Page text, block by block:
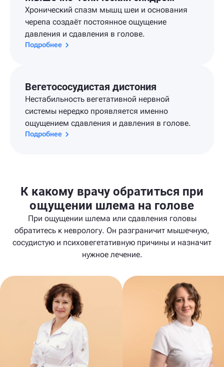
Хронический спазм мышц шеи и основания
черепа создаёт постоянное ощущение
давления и сдавления в голове.
Подробнее
Вегетососудистая дистония
Нестабильность вегетативной нервной
системы нередко проявляется именно
ощущением сдавления и давления в голове.
Подробнее
К какому врачу обратиться при
ощущении шлема на голове
При ощущении шлема или сдавления головы
обратитесь к неврологу. Он разграничит мышечную,
сосудистую и психовегетативную причины и назначит
нужное лечение.